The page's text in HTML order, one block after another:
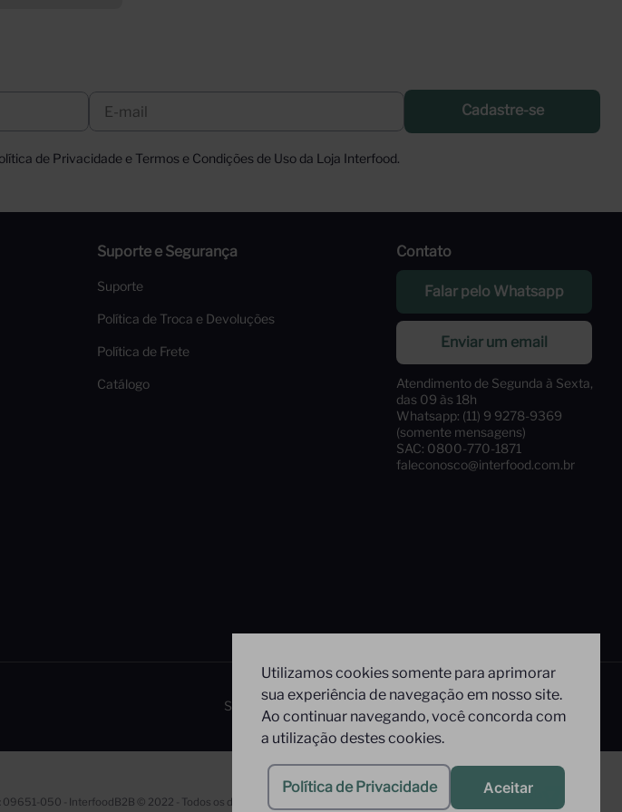
Utilizamos cookies somente para aprimorar
sua experiência de navegação em nosso site.
Ao continuar navegando, você concorda com
a utilização destes cookies.
Política de Privacidade Aceitar
Cadastre-se
de Privacidade e Termos e Condições de Uso da Loja Interfood.
Suporte e Segurança
Suporte
Política de Troca e Devoluções
Política de Frete
Catálogo
Contato
Falar pelo Whatsapp
Enviar um email
Atendimento de Segunda à Sexta,
das 09 às 18h
Whatsapp: (11) 9 9278-9369
(somente mensagens)
SAC: 0800-770-1871
faleconosco@interfood.com.br
Siga-nos Segurança
09651-050 - InterfoodB2B © 2022 - Todos os direitos reservados
Tecnologia